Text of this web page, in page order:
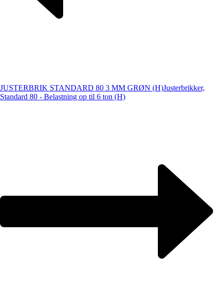
JUSTERBRIK STANDARD 80 3 MM GRØN (H)Justerbrikker,
Standard 80 - Belastning op til 6 ton (H)